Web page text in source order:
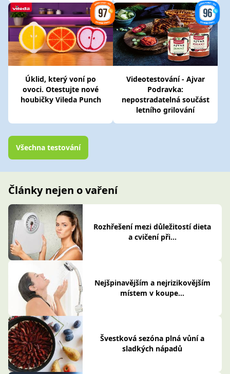
Úklid, který voní po
ovoci. Otestujte nové
houbičky Vileda Punch
Videotestování - Ajvar
Podravka:
nepostradatelná součást
letního grilování
Všechna testování
Články nejen o vaření
Rozhřešení mezi důležitostí dieta
a cvičení při...
Nejšpinavějším a nejrizikovějším
místem v koupe...
Švestková sezóna plná vůní a
sladkých nápadů